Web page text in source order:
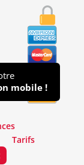
mobile !
Tarifs